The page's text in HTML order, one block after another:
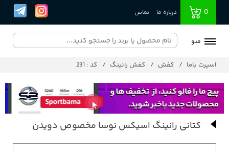
0 درباره ما تماس
منو
اسپرت باما کفش کفش رانینگ کد : 231
کتانی رانینگ اسیکس نوسا مخصوص دویدن